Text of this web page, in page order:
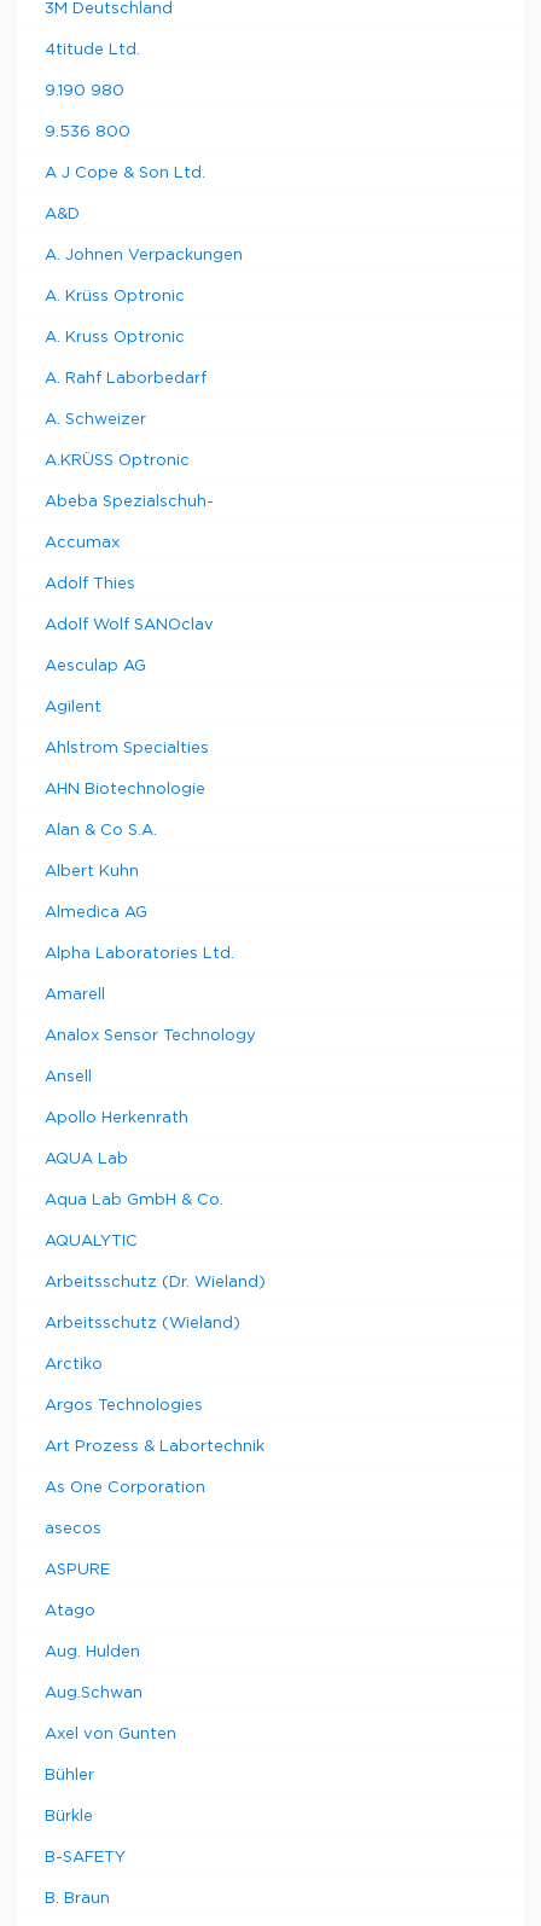
3M Deutschland
4titude Ltd.
9.190 980
9.536 800
A J Cope & Son Ltd.
A&D
A. Johnen Verpackungen
A. Krüss Optronic
A. Kruss Optronic
A. Rahf Laborbedarf
A. Schweizer
A.KRÜSS Optronic
Abeba Spezialschuh-
Accumax
Adolf Thies
Adolf Wolf SANOclav
Aesculap AG
Agilent
Ahlstrom Specialties
AHN Biotechnologie
Alan & Co S.A.
Albert Kuhn
Almedica AG
Alpha Laboratories Ltd.
Amarell
Analox Sensor Technology
Ansell
Apollo Herkenrath
AQUA Lab
Aqua Lab GmbH & Co.
AQUALYTIC
Arbeitsschutz (Dr. Wieland)
Arbeitsschutz (Wieland)
Arctiko
Argos Technologies
Art Prozess & Labortechnik
As One Corporation
asecos
ASPURE
Atago
Aug. Hulden
Aug.Schwan
Axel von Gunten
Bühler
Bürkle
B-SAFETY
B. Braun